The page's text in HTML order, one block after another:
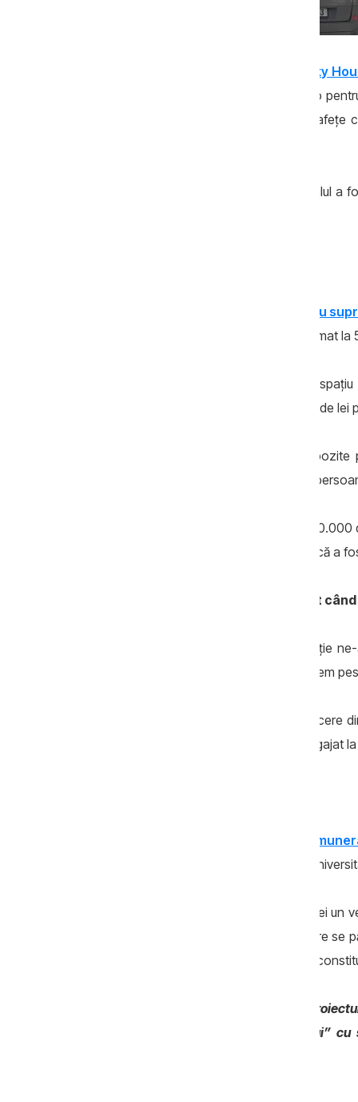
portalul oficial al companiei Sky
fiind redus mai apoi până la 870 de euro
au câte trei sau patru camere, cu
Serghei Gavajuc ne-a declarat că imobilul
o casă cu
un apartament de 69,1 metri pătraţi, estimat
În 2013, familia Gavajuc a procurat un
locaţiune la un preţ exagerat de 35.000 de
Precizăm că avocaţii achită la stat
închirierea încăperilor. Pe de altă parte,
În 2019, familia Gavajuc a vândut cu
casă în Bălţi. Omul legii ne-a comunicat că a
Serghei Gavajuc: „Sunt foarte atent
Şeful interimar al Procuraturii Anticorupţie
câştigăm suficient, împreună cu soţia avem
Întrebat dacă tatăl său deţine vre-o afacere
lucrat o perioadă la Moscova şi este angajat
fost
au câştigat din activitatea didactică la
Darea în chirie a imobilelor a adus familiei
mai declarat cinci conturi bancare în care se
, veniturile celor doi jurişti au
Acest articol este realizat în cadrul
A.O. „Juriştii pentru drepturile omului”